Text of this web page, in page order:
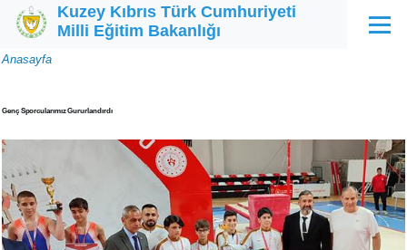
Ana içeriğe atla
Kuzey Kıbrıs Türk Cumhuriyeti
Milli Eğitim Bakanlığı
Menü
Sayfa
Anasayfa
Genç Sporcularımız Gururlandırdı